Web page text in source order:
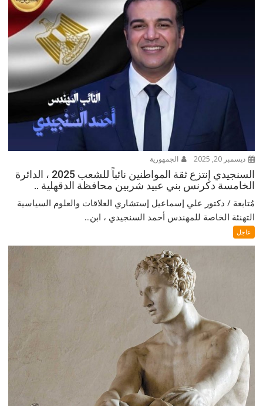
ديسمبر 20, 2025 الجمهورية
السنجيدي إنتزع ثقة المواطنين نائباً للشعب 2025 ، الدائرة
الخامسة دكرنس بني عبيد شربين محافظة الدقهلية ..
مُتابعة / دكتور علي إسماعيل إستشاري العلاقات والعلوم السياسية
التهنئة الخاصة للمهندس أحمد السنجيدي ، ابن...
عاجل